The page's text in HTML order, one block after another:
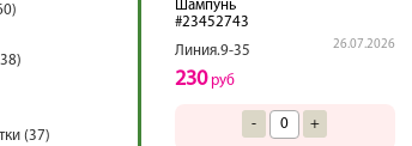
(37)
Шампунь
#23452743
Линия.9-35
26.07.2026
230руб
- +